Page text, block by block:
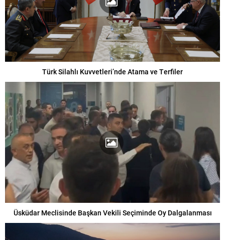
Türk Silahlı Kuvvetleri’nde Atama ve Terfiler
Üsküdar Meclisinde Başkan Vekili Seçiminde Oy Dalgalanması